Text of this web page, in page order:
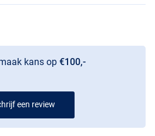
kans op €100,-
een review